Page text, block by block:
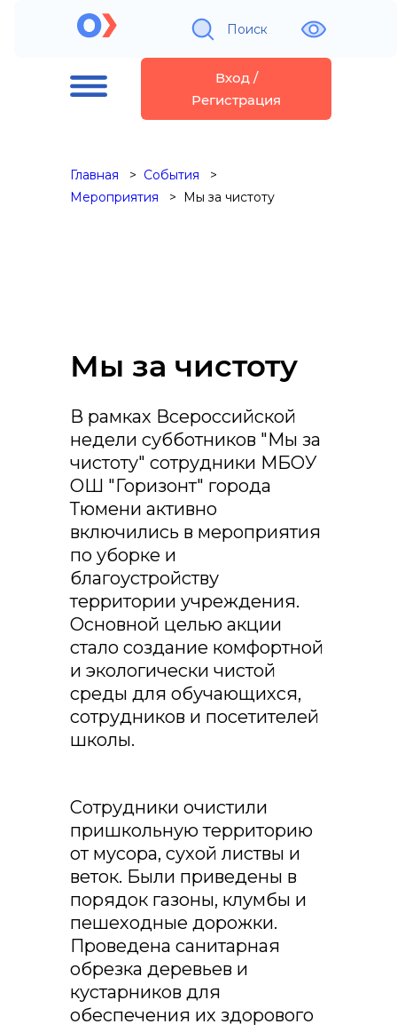
Поиск
Вход /
Регистрация
Главная
События
Мероприятия
Мы за чистоту
Мы за чистоту
В рамках Всероссийской
недели субботников "Мы за
чистоту" сотрудники МБОУ
ОШ "Горизонт" города
Тюмени активно
включились в мероприятия
по уборке и
благоустройству
территории учреждения.
Основной целью акции
стало создание комфортной
и экологически чистой
среды для обучающихся,
сотрудников и посетителей
школы.
Сотрудники очистили
пришкольную территорию
от мусора, сухой листвы и
веток. Были приведены в
порядок газоны, клумбы и
пешеходные дорожки.
Проведена санитарная
обрезка деревьев и
кустарников для
обеспечения их здорового